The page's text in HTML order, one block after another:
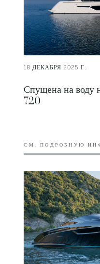
18 ДЕКАБРЯ 2025 Г.
Спущена на
720
СМ. ПОДРОБНУЮ